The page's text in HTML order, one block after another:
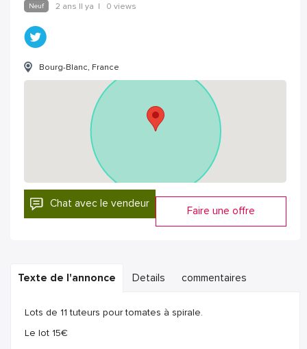
Neuf 2 ans Il ya | 0 views
Bourg-Blanc, France
Chat avec le vendeur
Faire une offre
Texte de l'annonce Details commentaires
Lots de 11 tuteurs pour tomates à spirale.
Le lot 15€